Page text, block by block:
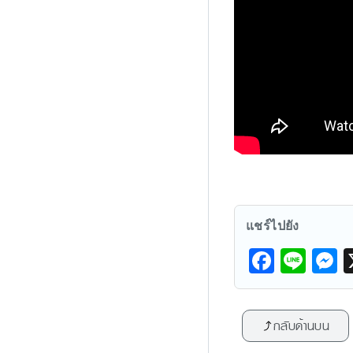
แชร์ไปยัง
F
a
c
e
Li
n
e
e
s
s
กลับด้านบน